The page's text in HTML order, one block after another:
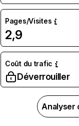
Pages/Visites
2,9
Coût du trafic
Déverrouiller
Analyser